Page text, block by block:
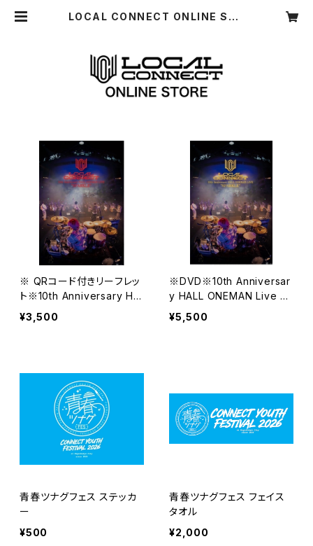
LOCAL CONNECT ONLINE STO
※ QRコード付きリーフレッ
ト※10th Anniversary HA
LL ONEMAN LIVE「SPARK
LE」
¥3,500
※DVD※10th Anniversar
y HALL ONEMAN Live D
VD「SPARKLE」
¥5,500
青春ツナグフェス ステッカ
ー
¥500
青春ツナグフェス フェイス
タオル
¥2,000